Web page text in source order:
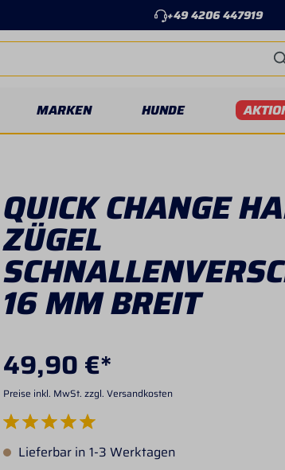
+49 4206 447919
MARKEN HUNDE
QUICK CHANGE
ZÜGEL
16 MM BREIT
49,90 €*
Preise inkl. MwSt. zzgl. Versandkosten
Durchschnittliche Bewertung von 5 von 5 Sternen
Lieferbar in 1-3 Werktagen